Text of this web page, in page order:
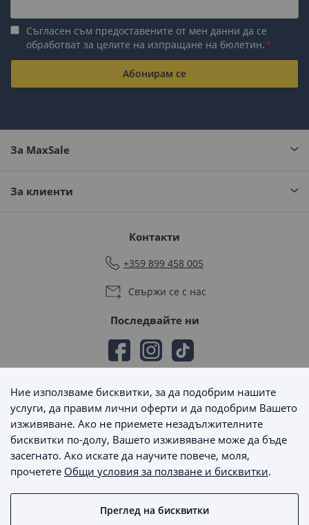
Съгласен съм предоставените от мен данни да се
обработват за целите на изпращане на бюлетин.
Абонирам се
За MaxSale
За клиенти
Контакти
+359 899 458 005
Свържи се с нас
Последвайте ни
Начини на плащане
Начини на доставка
Ние използваме бисквитки, за да подобрим нашите
услуги, да правим лични оферти и да подобрим Вашето
изживяване. Ако не приемете незадължителните
бисквитки по-долу, Вашето изживяване може да бъде
засегнато. Ако искате да научите повече, моля,
прочетете Общи условия за ползване и бисквитки.
Преглед на бисквитки